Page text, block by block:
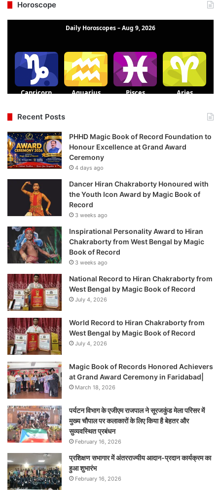
Horoscope
Recent Posts
PHHD Magic Book of Record Foundation to
Honour Excellence at Grand Award
Ceremony
4 days ago
Dancer Hiran Chakraborty Honoured with
the Youth Icon Award by Magic Book of
Record
3 weeks ago
Inspirational Personality Award to Hiran
Chakraborty from West Bengal by Magic
Book of Record
3 weeks ago
National Record to Hiran Chakraborty from
West Bengal by Magic Book of Record
July 4, 2026
World Record to Hiran Chakraborty from
West Bengal by Magic Book of Record
July 4, 2026
Magic Book of Records Honored Achievers
at Grand Award Ceremony in Faridabad|
March 18, 2026
पर्यटन विभाग के एजीएम राजपाल ने सूरजकुंड मेला परिसर में
मुख्य चौपाल पर कलाकारों के लिए किया है बेहतर और
सुव्यवस्थित प्रबंधन
February 16, 2026
प्रशिक्षण सभागार में अंतरराज्यीय आदान-प्रदान कार्यक्रम का
हुआ शुभारंभ
February 16, 2026